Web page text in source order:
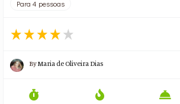
Para 4 pessoas
ByMaria de Oliveira Dias